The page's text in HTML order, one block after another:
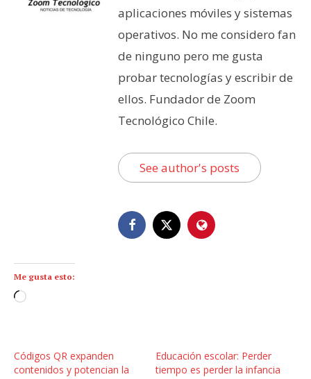
aplicaciones móviles y sistemas
operativos. No me considero fan
de ninguno pero me gusta
probar tecnologías y escribir de
ellos. Fundador de Zoom
Tecnológico Chile.
See author's posts
Me gusta esto:
C
a
Códigos QR expanden
contenidos y potencian la
Educación escolar: Perder
tiempo es perder la infancia